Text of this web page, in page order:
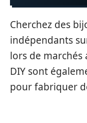
Cherchez des
indépendants
lors de marchés
DIY sont
pour fabriquer